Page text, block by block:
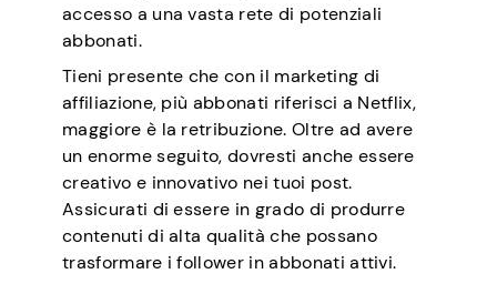
accesso a una vasta rete di potenziali
abbonati.
Tieni presente che con il marketing di
affiliazione, più abbonati riferisci a Netflix,
maggiore è la retribuzione. Oltre ad avere
un enorme seguito, dovresti anche essere
creativo e innovativo nei tuoi post.
Assicurati di essere in grado di produrre
contenuti di alta qualità che possano
trasformare i follower in abbonati attivi.